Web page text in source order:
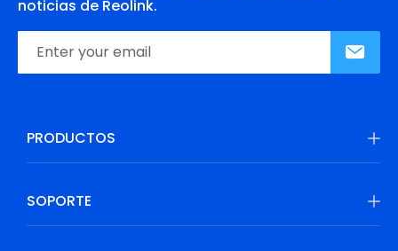
noticias de Reolink.
PRODUCTOS
SOPORTE